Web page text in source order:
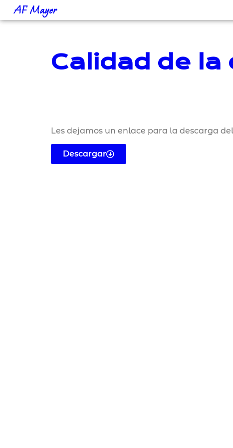
AF Mayer
Calidad de
Les dejamos un enlace para la descarga
Descargar